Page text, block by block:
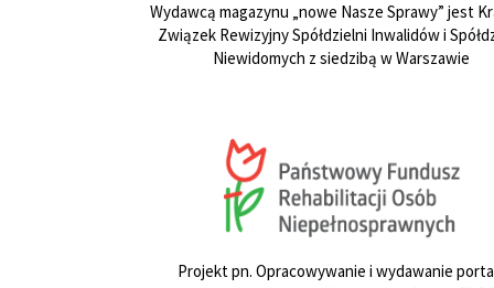
Wydawcą magazynu „nowe Nasze Sprawy” jest
Związek Rewizyjny Spółdzielni Inwalidów i
Niewidomych z siedzibą w Warszawie
Projekt pn. Opracowywanie i wydawanie